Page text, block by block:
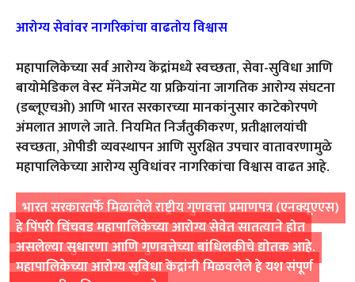
आरोग्य सेवांवर नागरिकांचा वाढतोय विश्वास
महापालिकेच्या सर्व आरोग्य केंद्रांमध्ये स्वच्छता, सेवा-सुविधा आणि
बायोमेडिकल वेस्ट मॅनेजमेंट या प्रक्रियांना जागतिक आरोग्य संघटना
(डब्लूएचओ) आणि भारत सरकारच्या मानकांनुसार काटेकोरपणे
अंमलात आणले जाते. नियमित निर्जंतुकीकरण, प्रतीक्षालयांची
स्वच्छता, ओपीडी व्यवस्थापन आणि सुरक्षित उपचार वातावरणामुळे
महापालिकेच्या आरोग्य सुविधांवर नागरिकांचा विश्वास वाढत आहे.
भारत सरकारतर्फे मिळालेले राष्ट्रीय गुणवत्ता प्रमाणपत्र (एनक्यूएएस)
हे पिंपरी चिंचवड महापालिकेच्या आरोग्य सेवेत सातत्याने होत
असलेल्या सुधारणा आणि गुणवत्तेच्या बांधिलकीचे द्योतक आहे.
महापालिकेच्या आरोग्य सुविधा केंद्रांनी मिळवलेले हे यश संपूर्ण